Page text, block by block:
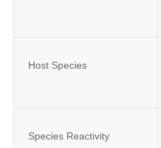
Host Species
Species Reactivity